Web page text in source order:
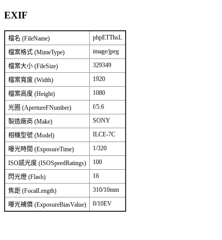
EXIF
檔名 (FileName) phpETThsL
檔案格式 (MimeType) image/jpeg
檔案大小 (FileSize) 329349
檔案寬度 (Width) 1920
檔案高度 (Height) 1080
光圈 (ApertureFNumber) f/5.6
製造廠商 (Make) SONY
相機型號 (Model) ILCE-7C
曝光時間 (ExposureTime) 1/320
ISO感光度 (ISOSpeedRatings) 100
閃光燈 (Flash) 16
焦距 (FocalLength) 310/10mm
曝光補償 (ExposureBiasValue) 0/10EV